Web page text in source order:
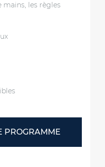
mains, les règles
PROGRAMME